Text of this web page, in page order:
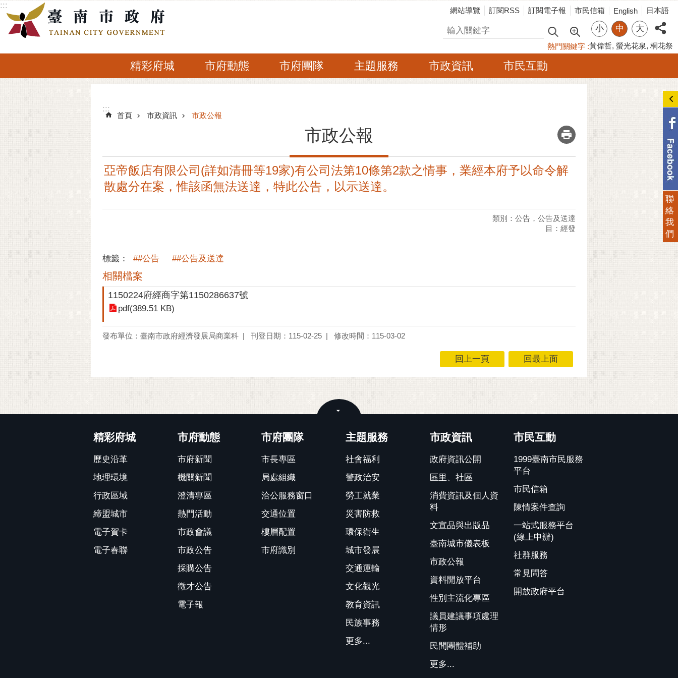
跳到主要內容區塊
:::
網站導覽 訂閱RSS 訂閱電子報 市民信箱 English 日本語
搜尋 小 中 大
熱門關鍵字 黃偉哲 螢光花泉 桐花祭
精彩府城 市府動態 市府團隊 主題服務 市政資訊 市民互動
:::
:::
首頁 市政資訊 市政公報
市政公報 _
亞帝飯店有限公司(詳如清冊等19家)有公司法第10條第2款之情事，業經本府予以命令解
散處分在案，惟該函無法送達，特此公告，以示送達。
類別：公告，公告及送達
目：經發
標籤： ##公告 ##公告及送達
相關檔案
1150224府經商字第1150286637號
pdf(389.51 KB)
發布單位：臺南市政府經濟發展局商業科 刊登日期：115-02-25 修改時間：115-03-02
回上一頁 回最上面
精彩府城
歷史沿革
地理環境
行政區域
締盟城市
電子賀卡
電子春聯
市府動態
市府新聞
機關新聞
澄清專區
熱門活動
市政會議
市政公告
採購公告
徵才公告
電子報
市府團隊
市長專區
局處組織
洽公服務窗口
交通位置
樓層配置
市府識別
主題服務
社會福利
警政治安
勞工就業
災害防救
環保衛生
城市發展
交通運輸
文化觀光
教育資訊
民族事務
更多...
市政資訊
政府資訊公開
區里、社區
消費資訊及個人資
料
文宣品與出版品
臺南城市儀表板
市政公報
資料開放平台
性別主流化專區
議員建議事項處理
情形
民間團體補助
更多...
市民互動
1999臺南市民服務
平台
市民信箱
陳情案件查詢
一站式服務平台
(線上申辦)
社群服務
常見問答
開放政府平台
聯
絡
我
們